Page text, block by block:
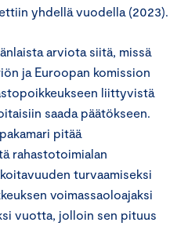
yhdellä vuodella (2023).
arviota siitä, missä
ja Euroopan komission
liittyvistä
saada päätökseen.
pitää
rahastotoimialan
turvaamiseksi
voimassaoloajaksi
vuotta, jolloin sen pituus